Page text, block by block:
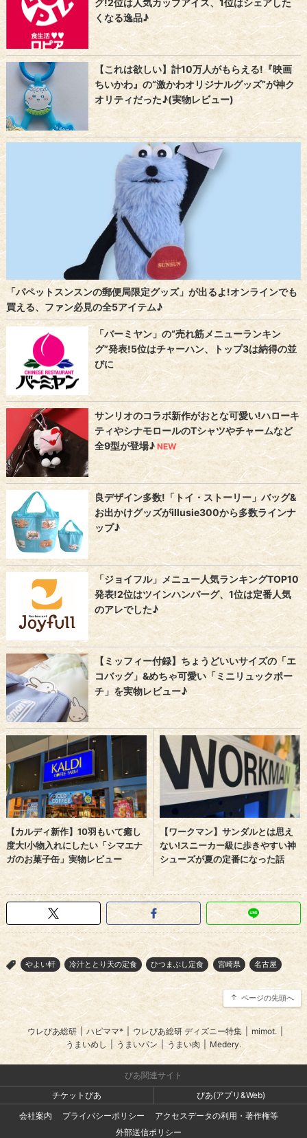
> やよい軒 冷汁ととり天の定食 ひつまぶし定食 宮崎県 名古屋
ページの先頭へ
ウレぴあ総研 ハピママ* ウレぴあ総研 ディズニー特集 | mimot.
うまいめし
うまいパン | うまい肉 Medery.
ぴあ関連サイト
チケットぴあ
ぴあ(アプリ&Web)
会社案内
プライバシーポリシー
アクセスデータの利用・著作権等
外部送信ポリシー